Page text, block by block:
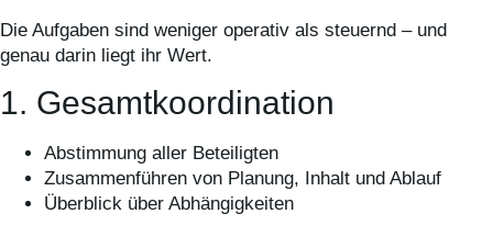
Die Aufgaben sind weniger operativ als steuernd – und
genau darin liegt ihr Wert.
1. Gesamtkoordination
Abstimmung aller Beteiligten
Zusammenführen von Planung, Inhalt und Ablauf
Überblick über Abhängigkeiten